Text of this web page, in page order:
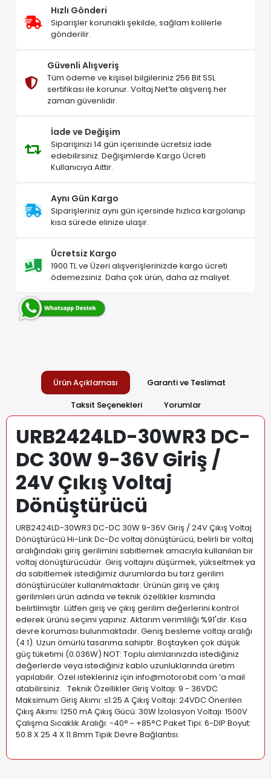
Hızlı Gönderi
Siparişler korunaklı şekilde, sağlam kolilerle
gönderilir.
Güvenli Alışveriş
Tüm ödeme ve kişisel bilgileriniz 256 Bit SSL
sertifikası ile korunur. Voltaj.Net’te alışveriş her
zaman güvenlidir.
İade ve Değişim
Siparişinizi 14 gün içerisinde ücretsiz iade
edebilirsiniz. Değişimlerde Kargo Ücreti
Kullanıcıya Aittir.
Aynı Gün Kargo
Siparişleriniz aynı gün içersinde hızlıca kargolanıp
kısa sürede elinize ulaşır.
Ücretsiz Kargo
1900 TL ve Üzeri alışverişlerinizde kargo ücreti
ödemezsiniz. Daha çok ürün, daha az maliyet.
Ürün Açıklaması
Garanti ve Teslimat
Taksit Seçenekleri
Yorumlar
URB2424LD-30WR3 DC-
DC 30W 9-36V Giriş /
24V Çıkış Voltaj
Dönüştürücü
URB2424LD-30WR3 DC-DC 30W 9-36V Giriş / 24V Çıkış Voltaj
Dönüştürücü Hi-Link Dc-Dc voltaj dönüştürücü, belirli bir voltaj
aralığındaki giriş gerilimini sabitlemek amacıyla kullanılan bir
voltaj dönüştürücüdür. Giriş voltajını düşürmek, yükseltmek ya
da sabitlemek istediğimiz durumlarda bu tarz gerilim
dönüştürücüler kullanılmaktadır. Ürünün giriş ve çıkış
gerilimleri ürün adında ve teknik özellikler kısmında
belirtilmiştir. Lütfen giriş ve çıkış gerilim değerlerini kontrol
ederek ürünü seçimi yapınız. Aktarım verimliliği %91'dir. Kısa
devre koruması bulunmaktadır. Geniş besleme voltajı aralığı
(4:1). Uzun ömürlü tasarıma sahiptir. Boştayken çok düşük
güç tüketimi (0.036W) NOT: Toplu alımlarınızda istediğiniz
değerlerde veya istediğiniz kablo uzunluklarında üretim
yapılabilir. Özel istekleriniz için info@motorobit.com ‘a mail
atabilirsiniz. Teknik Özellikler Giriş Voltajı: 9 - 36VDC
Maksimum Giriş Akımı: ≤1.25 A Çıkış Voltajı: 24VDC Önerilen
Çıkış Akımı: 1250 mA Çıkış Gücü: 30W İzolasyon Voltajı: 1500V
Çalışma Sıcaklık Aralığı: -40° ~ +85°C Paket Tipi: 6-DIP Boyut:
50.8 X 25.4 X 11.8mm Tipik Devre Bağlantısı.